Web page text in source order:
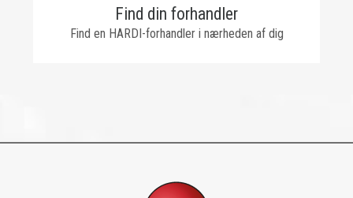
Find din forhandler
Find en HARDI-forhandler i nærheden af dig